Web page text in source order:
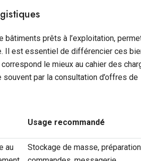
prêts à l’exploitation,
Il est essentiel de différencier ces
le mieux au cahier des
souvent par la consultation d’offres de
Usage recommandé
au
Stockage de masse,